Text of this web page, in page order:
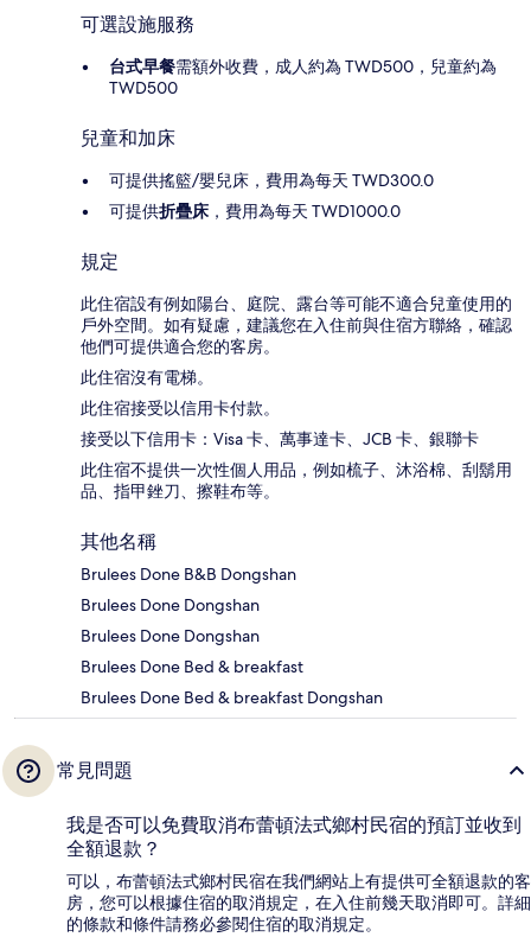
可選設施服務
台式早餐需額外收費，成人約為 TWD500，兒童約為
TWD500
兒童和加床
可提供搖籃/嬰兒床，費用為每天 TWD300.0
可提供折疊床 ，費用為每天 TWD1000.0
規定
此住宿設有例如陽台、庭院、露台等可能不適合兒童使用的
戶外空間。如有疑慮，建議您在入住前與住宿方聯絡，確認
他們可提供適合您的客房。
此住宿沒有電梯。
此住宿接受以信用卡付款。
接受以下信用卡：Visa 卡、萬事達卡、JCB 卡、銀聯卡
此住宿不提供一次性個人用品，例如梳子、沐浴棉、刮鬍用
品、指甲銼刀、擦鞋布等。
其他名稱
Brulees Done B&B Dongshan
Brulees Done Dongshan
Brulees Done Dongshan
Brulees Done Bed & breakfast
Brulees Done Bed & breakfast Dongshan
常見問題
我是否可以免費取消布蕾頓法式鄉村民宿的預訂並收到
全額退款？
可以，布蕾頓法式鄉村民宿在我們網站上有提供可全額退款的客
房，您可以根據住宿的取消規定，在入住前幾天取消即可。詳細
的條款和條件請務必參閱住宿的取消規定。